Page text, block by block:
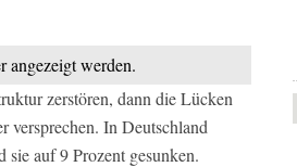
angezeigt werden.
zerstören, dann die Lücken
versprechen. In Deutschland
auf 9 Prozent gesunken.